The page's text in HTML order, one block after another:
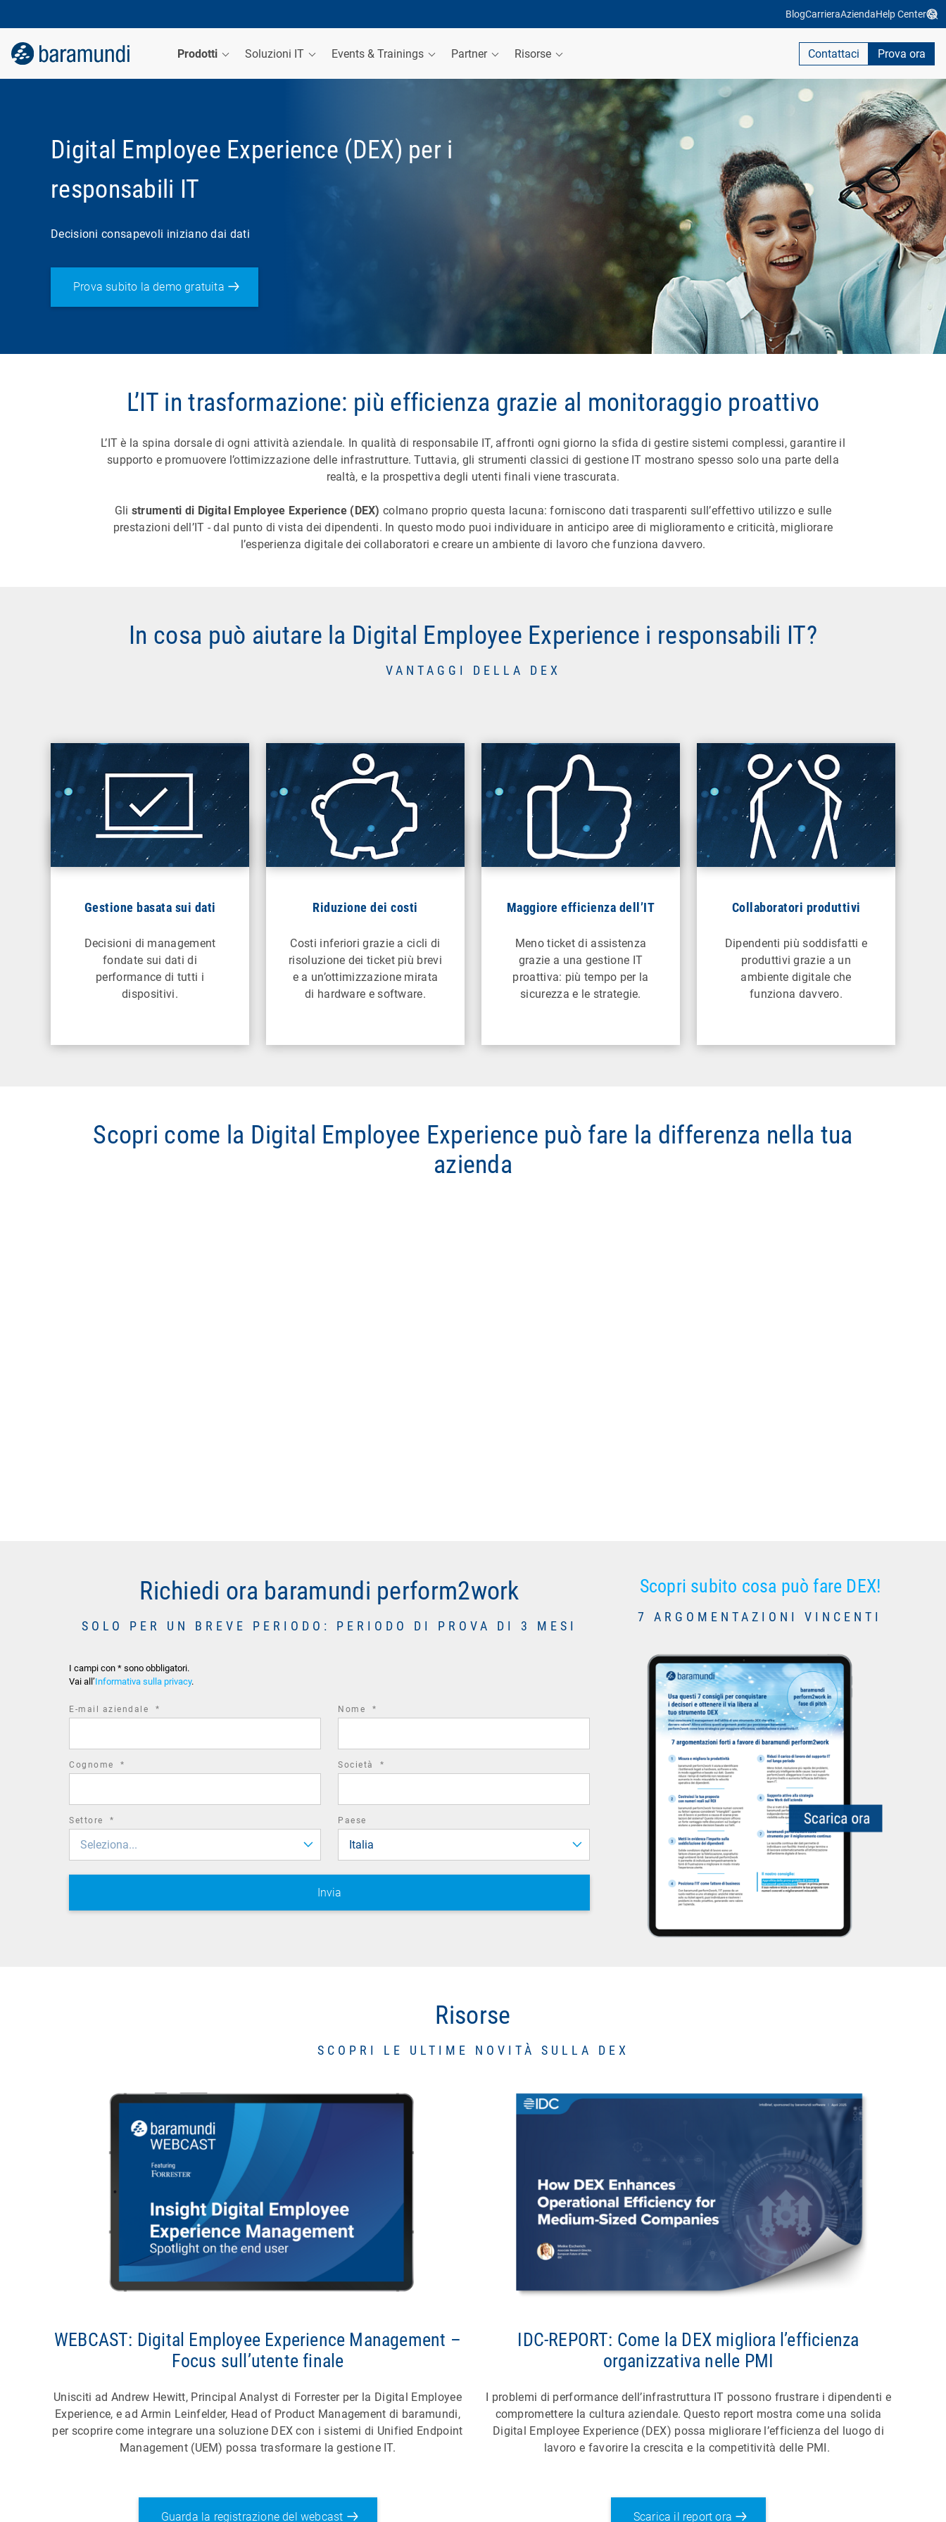
BlogCarrieraAziendaHelp Center
Prodotti Soluzioni IT Events & Trainings Partner Risorse Contattaci Prova ora
Digital Employee Experience (DEX) per i
responsabili IT
Decisioni consapevoli iniziano dai dati
Prova subito la demo gratuita
L’IT in trasformazione: più efficienza grazie al monitoraggio proattivo
L’IT è la spina dorsale di ogni attività aziendale. In qualità di responsabile IT, affronti ogni giorno la sfida di gestire sistemi complessi, garantire il
supporto e promuovere l’ottimizzazione delle infrastrutture. Tuttavia, gli strumenti classici di gestione IT mostrano spesso solo una parte della
realtà, e la prospettiva degli utenti finali viene trascurata.
Gli strumenti di Digital Employee Experience (DEX) colmano proprio questa lacuna: forniscono dati trasparenti sull’effettivo utilizzo e sulle
prestazioni dell’IT - dal punto di vista dei dipendenti. In questo modo puoi individuare in anticipo aree di miglioramento e criticità, migliorare
l’esperienza digitale dei collaboratori e creare un ambiente di lavoro che funziona davvero.
In cosa può aiutare la Digital Employee Experience i responsabili IT?
VANTAGGI DELLA DEX
Gestione basata sui dati
Decisioni di management
fondate sui dati di
performance di tutti i
dispositivi.
Riduzione dei costi
Costi inferiori grazie a cicli di
risoluzione dei ticket più brevi
e a un’ottimizzazione mirata
di hardware e software.
Maggiore efficienza dell’IT
Meno ticket di assistenza
grazie a una gestione IT
proattiva: più tempo per la
sicurezza e le strategie.
Collaboratori produttivi
Dipendenti più soddisfatti e
produttivi grazie a un
ambiente digitale che
funziona davvero.
Scopri come la Digital Employee Experience può fare la differenza nella tua
azienda
Richiedi ora baramundi perform2work
SOLO PER UN BREVE PERIODO: PERIODO DI PROVA DI 3 MESI
I campi con * sono obbligatori.
Vai all’Informativa sulla privacy.
E-mail aziendale * Nome *
Cognome * Società *
Settore *
Seleziona...
Paese
Italia
Scopri subito cosa può fare DEX!
7 ARGOMENTAZIONI VINCENTI
Risorse
SCOPRI LE ULTIME NOVITÀ SULLA DEX
WEBCAST: Digital Employee Experience Management –
Focus sull’utente finale
Unisciti ad Andrew Hewitt, Principal Analyst di Forrester per la Digital Employee
Experience, e ad Armin Leinfelder, Head of Product Management di baramundi,
per scoprire come integrare una soluzione DEX con i sistemi di Unified Endpoint
Management (UEM) possa trasformare la gestione IT.
Guarda la registrazione del webcast
IDC-REPORT: Come la DEX migliora l’efficienza
organizzativa nelle PMI
I problemi di performance dell’infrastruttura IT possono frustrare i dipendenti e
compromettere la cultura aziendale. Questo report mostra come una solida
Digital Employee Experience (DEX) possa migliorare l’efficienza del luogo di
lavoro e favorire la crescita e la competitività delle PMI.
Scarica il report ora